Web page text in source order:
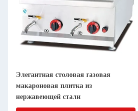
Элегантная столовая газовая
макароновая плитка из
нержавеющей стали